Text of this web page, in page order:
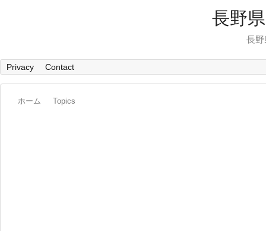
長野
長
Privacy Contact
ホーム Topics